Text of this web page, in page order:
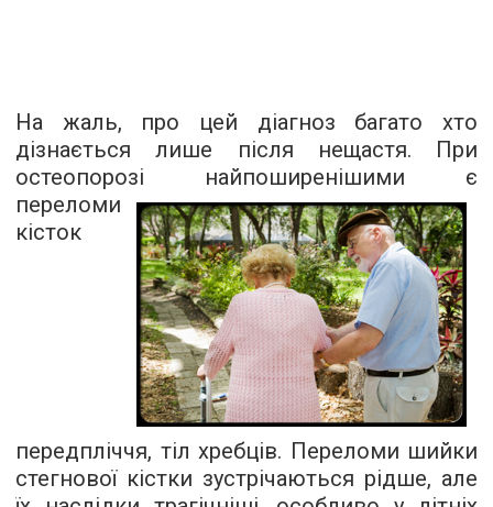
На жаль, про цей діагноз багато хто
дізнається лише після нещастя. При
остеопорозі найпоширенішими є
переломи
кісток
передпліччя, тіл хребців. Переломи шийки
стегнової кістки зустрічаються рідше, але